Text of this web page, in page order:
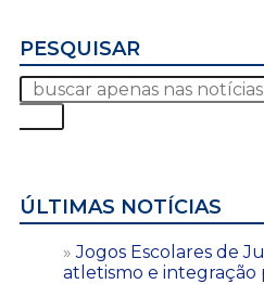
PESQUISAR
ÚLTIMAS NOTÍCIAS
Jogos Escolares de
atletismo e integração